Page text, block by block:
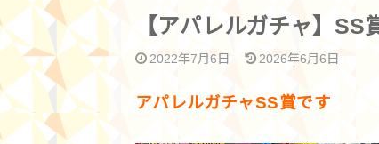
【アパレルガチャ】SS
2022年7月6日 2026年6月6日
アパレルガチャSS賞です